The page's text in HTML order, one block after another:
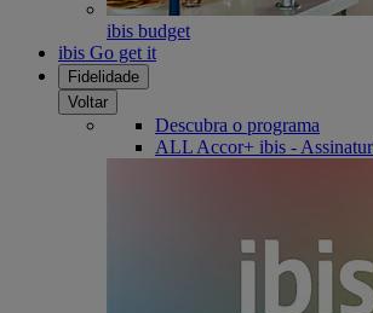
ibis budget
ibis Go get it
Fidelidade
Voltar
Descubra o programa
ALL Accor+ ibis -